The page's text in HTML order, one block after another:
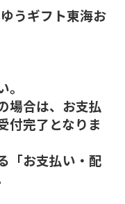
うギフト東海お
場合は、お支払
付完了となりま
「お支払い・配